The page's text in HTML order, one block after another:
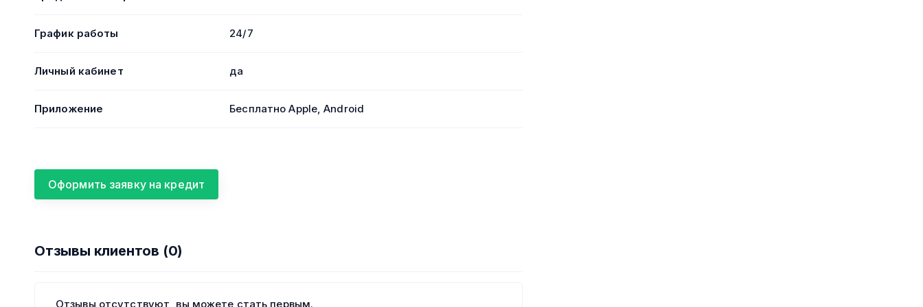
График работы 24/7
Личный кабинет да
Приложение Бесплатно Apple, Android
Оформить заявку на кредит
Отзывы клиентов (0)
Отзывы отсутствуют, вы можете стать первым.